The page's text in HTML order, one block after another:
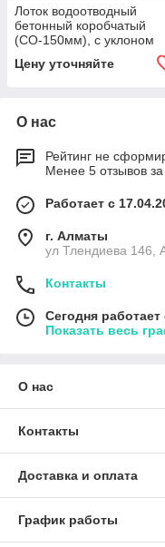
Лоток водоотводный
бетонный коробчатый
(СО-150мм), с уклоном
(15).20,5(16,5)-BGU,№ 3
Цену уточняйте
О нас
Рейтинг не
Менее 5 отзывов
Работает с
г. Алматы
ул Тлендиева 146,
Контакты
Сегодня
Показать весь
О нас
Контакты
Доставка и оплата
График работы